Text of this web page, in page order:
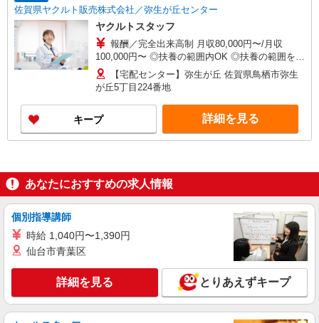
佐賀県ヤクルト販売株式会社／弥生が丘センター
ヤクルトスタッフ
報酬／完全出来高制 月収80,000円〜/月収
100,000円〜 ◎扶養の範囲内OK ◎扶養の範囲を超
えた高収入も応相談 働ける時間や環境に合わせて
最大限に考慮します。 初めての方・少しでも不安
のある方、お気軽にお問い合わせください！ ※収
入補償／ 扶養内YL75,000円/月 扶養外YL90,000
円/月 ※収入補償期間／12ヶ月間 ◆商品買取りな
し！働いた分はしっかり稼げます◎ ※研修期間／
【宅配センター】弥生が丘 佐賀県鳥栖市弥生
が丘5丁目224番地
キープ 詳細を見る
あなたにおすすめの求人情報
個別指導講師
時給 1,040円〜1,390円
仙台市青葉区
詳細を見る とりあえずキープ